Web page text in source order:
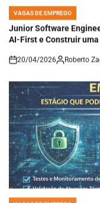
POSTED
IN
VAGAS DE EMPREGO
Junior Software
AI-First e Construir
on
POSTED